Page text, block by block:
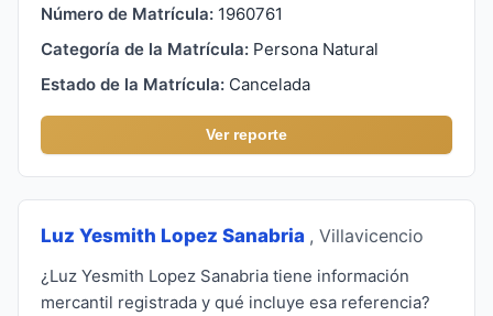
Número de Matrícula: 1960761
Categoría de la Matrícula: Persona Natural
Estado de la Matrícula: Cancelada
Ver reporte
Luz Yesmith Lopez Sanabria , Villavicencio
¿Luz Yesmith Lopez Sanabria tiene información
mercantil registrada y qué incluye esa referencia?